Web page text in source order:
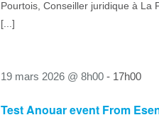
Pourtois, Conseiller juridique à La
[...]
Test Anouar event From
19 mars 2026 @ 8h00- 17h00